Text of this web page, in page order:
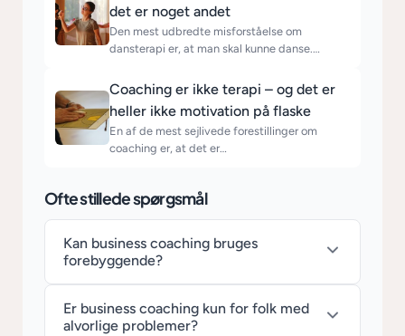
det er noget andet
Den mest udbredte misforståelse om
dansterapi er, at man skal kunne danse.…
Coaching er ikke terapi – og det er
heller ikke motivation på flaske
En af de mest sejlivede forestillinger om
coaching er, at det er…
Ofte stillede spørgsmål
Kan business coaching bruges
forebyggende?
Er business coaching kun for folk med
alvorlige problemer?